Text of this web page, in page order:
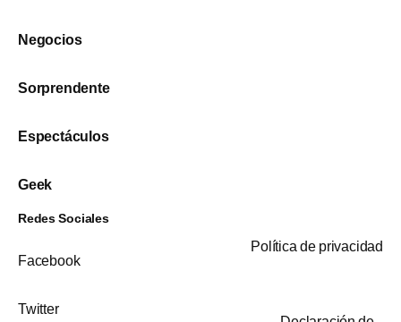
Negocios
Sorprendente
Espectáculos
Geek
Redes Sociales
Facebook
Twitter
Política de privacidad